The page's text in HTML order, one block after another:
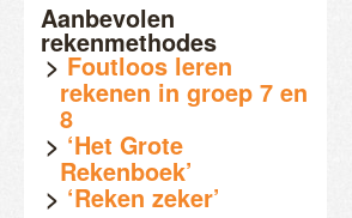
Aanbevolen
rekenmethodes
Foutloos leren
rekenen in groep 7 en
8
‘Het Grote
Rekenboek’
‘Reken zeker’